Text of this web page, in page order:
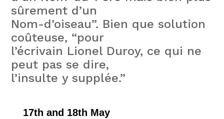
sûrement d’un
Nom-d’oiseau”. Bien que solution
coûteuse, “pour
l’écrivain Lionel Duroy, ce qui ne
peut pas se dire,
l’insulte y supplée.”
17th and 18th May